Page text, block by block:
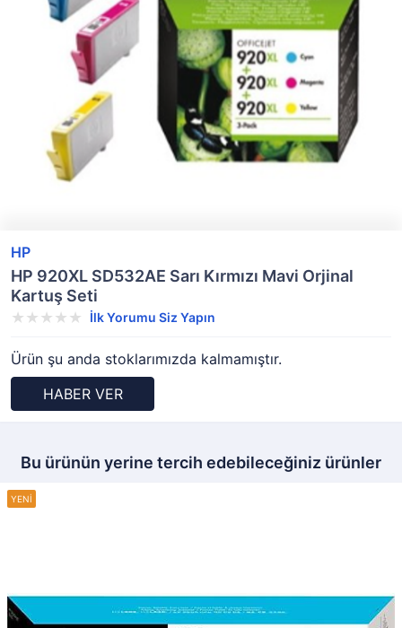
HP
HP 920XL SD532AE Sarı Kırmızı Mavi Orjinal
Kartuş Seti
İlk Yorumu Siz Yapın
Ürün şu anda stoklarımızda kalmamıştır.
HABER VER
Bu ürünün yerine tercih edebileceğiniz ürünler